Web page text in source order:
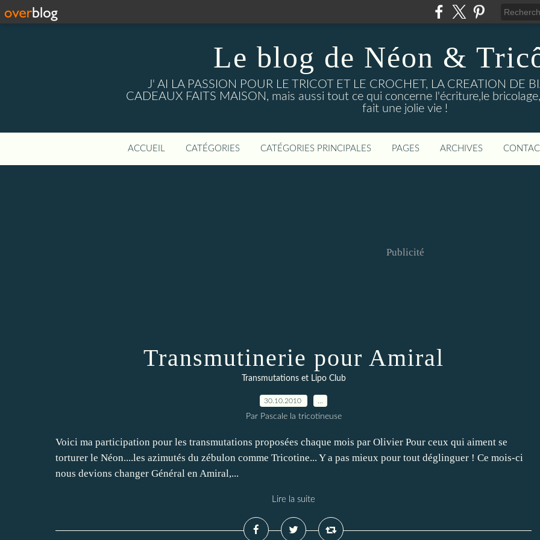
Le blog de Néon &
J' AI LA PASSION POUR LE TRICOT ET LE CROCHET, LA CREATION DE
CADEAUX FAITS MAISON, mais aussi tout ce qui concerne l'écriture,le
fait une jolie vie !
ACCUEIL CATÉGORIES CATÉGORIES PRINCIPALES PAGES ARCHIVES
Publicité
Transmutinerie pour Amiral
Transmutations et Lipo Club
30.10.2010
Par Pascale la tricotineuse
Voici ma participation pour les transmutations proposées chaque mois par Olivier Pour ceux qui aiment se
torturer le Néon....les azimutés du zébulon comme Tricotine... Y a pas mieux pour tout déglinguer ! Ce mois-ci
nous devions changer Général en Amiral,...
Lire la suite